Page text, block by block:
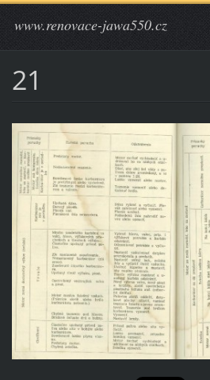
www.renovace-jawa550.cz
21